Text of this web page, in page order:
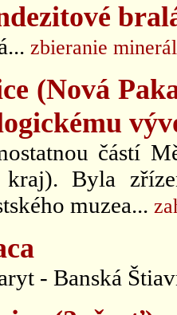
zbieranie
(Nová
částí
kraj). Byla
muzea...
- Banská